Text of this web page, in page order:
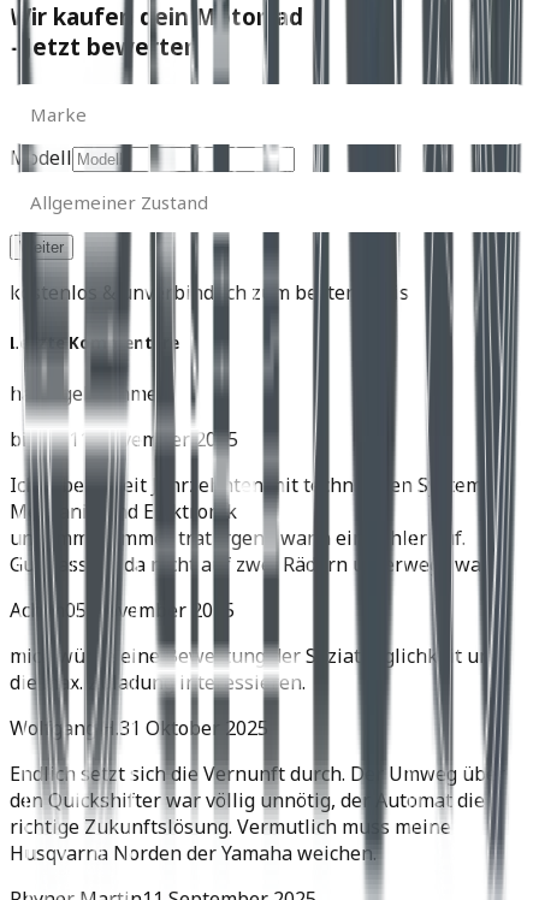
Wir kaufen dein Motorrad
- Jetzt bewerten
Marke
Modell
Zustand
Allgemeiner Zustand
kostenlos & unverbindlich zum besten Preis
Letzte Kommentare
harly geht immer
birnes11 November 2025
Ich arbeite seit Jahrzehnten mit technischen Systemen,
Mechanik und Elektronik
und immer, immer trat irgend wann ein Fehler auf.
Gut dass ich da nicht auf zwei Rädern unterwegs war.
Achim 05 November 2025
mich würde eine Bewertung der Soziatauglichkeit und
die max. Zuladung interessieren.
Wolfgang H.31 Oktober 2025
Endlich setzt sich die Vernunft durch. Der Umweg über
den Quickshifter war völlig unnötig, der Automat die
richtige Zukunftslösung. Vermutlich muss meine
Husqvarna Norden der Yamaha weichen.